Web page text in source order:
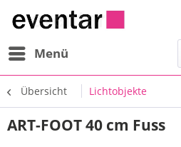
Menü
Übersicht Lichtobjekte
ART-FOOT 40 cm Fuss